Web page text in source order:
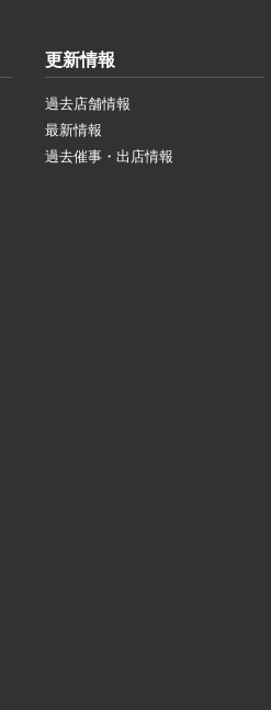
更新情報
過去店舗情報
最新情報
過去催事・出店情報